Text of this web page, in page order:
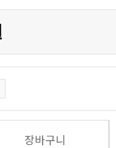
장바구니